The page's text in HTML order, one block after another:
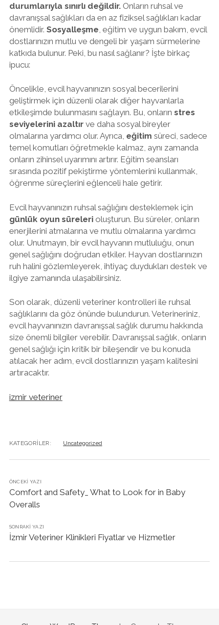
durumlarıyla sınırlı değildir.Onların ruhsal ve
davranışsal sağlıkları da en az fiziksel sağlıkları kadar
önemlidir. Sosyalleşme , eğitim ve uygun bakım, evcil
dostlarınızın mutlu ve dengeli bir yaşam sürmelerine
katkıda bulunur. Peki, bu nasıl sağlanır? İşte birkaç
ipucu:
Öncelikle, evcil hayvanınızın sosyal becerilerini
geliştirmek için düzenli olarak diğer hayvanlarla
etkileşimde bulunmasını sağlayın. Bu, onların stres
seviyelerini azaltırve daha sosyal bireyler
olmalarına yardımcı olur. Ayrıca, eğitim süreci, sadece
temel komutları öğretmekle kalmaz, aynı zamanda
onların zihinsel uyarımını artırır. Eğitim seansları
sırasında pozitif pekiştirme yöntemlerini kullanmak,
öğrenme süreçlerini eğlenceli hale getirir.
Evcil hayvanınızın ruhsal sağlığını desteklemek için
günlük oyun sürelerioluşturun. Bu süreler, onların
enerjilerini atmalarına ve mutlu olmalarına yardımcı
olur. Unutmayın, bir evcil hayvanın mutluluğu, onun
genel sağlığını doğrudan etkiler. Hayvan dostlarınızın
ruh halini gözlemleyerek, ihtiyaç duydukları destek ve
ilgiye zamanında ulaşabilirsiniz.
Son olarak, düzenli veteriner kontrolleri ile ruhsal
sağlıklarını da göz önünde bulundurun. Veterineriniz,
evcil hayvanınızın davranışsal sağlık durumu hakkında
size önemli bilgiler verebilir. Davranışsal sağlık, onların
genel sağlığı için kritik bir bileşendir ve bu konuda
atılacak her adım, evcil dostlarınızın yaşam kalitesini
artıracaktır.
izmir veteriner
KATEGORILER: Uncategorized
ÖNCEKI YAZI
Comfort and Safety_ What to Look for in Baby
Overalls
SONRAKI YAZI
İzmir Veteriner Klinikleri Fiyatlar ve Hizmetler